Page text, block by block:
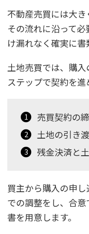
不動産売買には大き
その流れに沿って
け漏れなく確実に書
土地売買では、購
ステップで契約を進
売買契約の
土地の引き
残金決済と
買主から購入の申
での調整をし、合
書を用意します。